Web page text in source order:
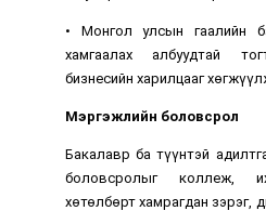
• Монгол улсын гаалийн
хамгаалах албуудтай
бизнесийн харилцааг
Мэргэжлийн боловсрол
Бакалавр ба түүнтэй
боловсролыг коллеж,
хөтөлбөрт хамрагдан зэрэг,